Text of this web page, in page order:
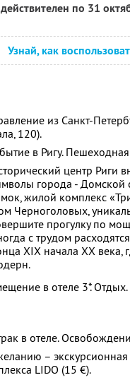
по 31
Узнай, как
из Санкт-
120).
в Ригу. Пешеходная
центр Риги
города - Домской
жилой комплекс
Черноголовых,
прогулку по
с трудом
XIX начала XX века,
в отеле 3*. Отдых.
в отеле.
–
LIDO (15 €).